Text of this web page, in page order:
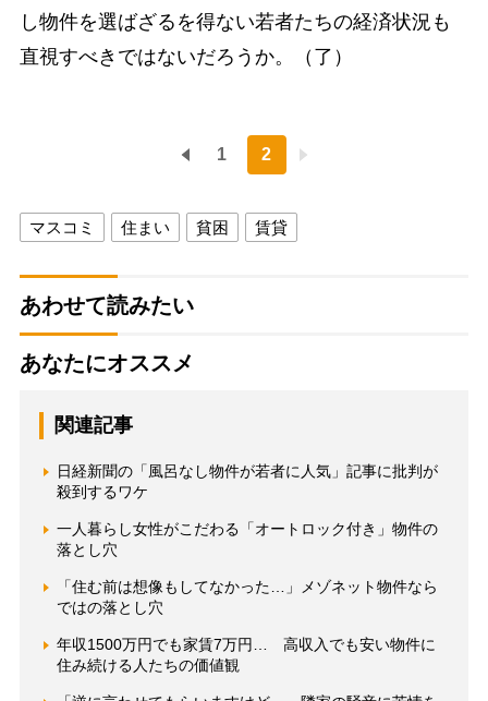
し物件を選ばざるを得ない若者たちの経済状況も
直視すべきではないだろうか。（了）
1 2
マスコミ 住まい 貧困 賃貸
あわせて読みたい
あなたにオススメ
関連記事
日経新聞の「風呂なし物件が若者に人気」記事に批判が
殺到するワケ
一人暮らし女性がこだわる「オートロック付き」物件の
落とし穴
「住む前は想像もしてなかった…」メゾネット物件なら
ではの落とし穴
年収1500万円でも家賃7万円… 高収入でも安い物件に
住み続ける人たちの価値観